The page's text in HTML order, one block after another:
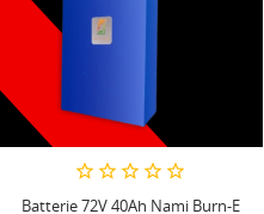
Batterie 72V 40Ah Nami Burn-E